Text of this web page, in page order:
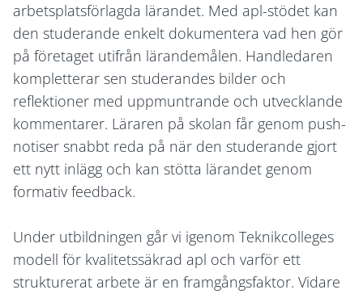
arbetsplatsförlagda lärandet. Med apl-stödet kan
den studerande enkelt dokumentera vad hen gör
på företaget utifrån lärandemålen. Handledaren
kompletterar sen studerandes bilder och
reflektioner med uppmuntrande och utvecklande
kommentarer. Läraren på skolan får genom push-
notiser snabbt reda på när den studerande gjort
ett nytt inlägg och kan stötta lärandet genom
formativ feedback.
Under utbildningen går vi igenom Teknikcolleges
modell för kvalitetssäkrad apl och varför ett
strukturerat arbete är en framgångsfaktor. Vidare